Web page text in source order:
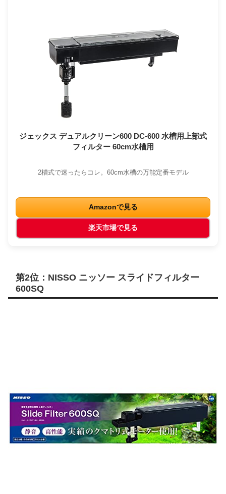
ジェックス デュアルクリーン600 DC-600 水槽用上部式
フィルター 60cm水槽用
2槽式で迷ったらコレ。60cm水槽の万能定番モデル
Amazonで見る
楽天市場で見る
第2位：NISSO ニッソー スライドフィルター
600SQ